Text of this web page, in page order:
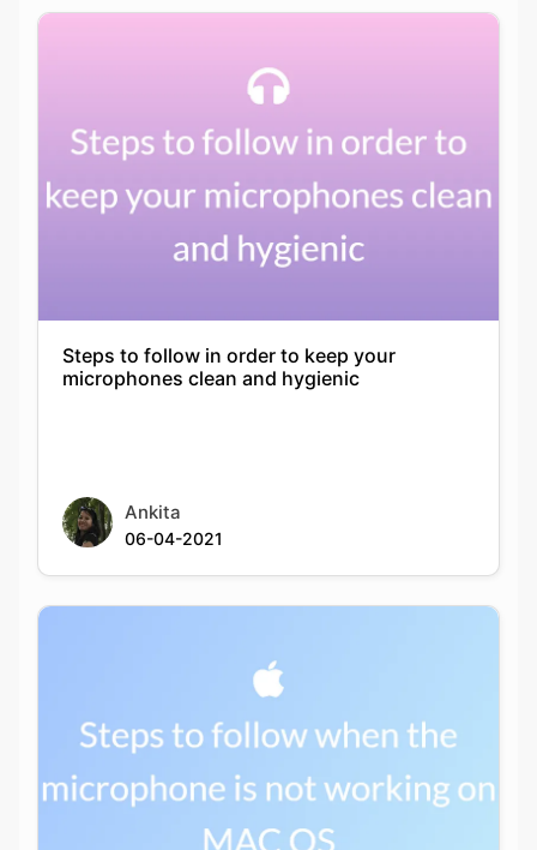
Steps to follow in order to keep your
microphones clean and hygienic
Ankita
06-04-2021